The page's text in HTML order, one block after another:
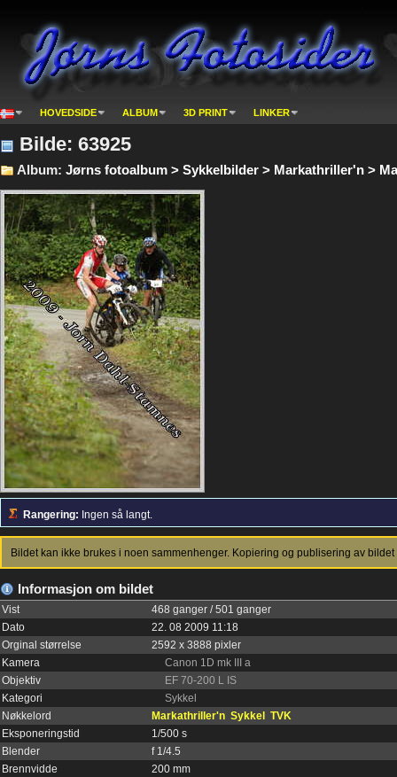
HOVEDSIDE ALBUM 3D PRINT LINKER
Bilde: 63925
Album: Jørns fotoalbum > Sykkelbilder > Markathriller'n >
Rangering: Ingen så langt.
Bildet kan ikke brukes i noen sammenhenger. Kopiering og publisering av bildet
Informasjon om bildet
Vist
468 ganger / 501 ganger
Dato
22. 08 2009 11:18
Orginal størrelse
2592 x 3888 pixler
Kamera
Canon 1D mk III a
Objektiv
EF 70-200 L IS
Kategori
Sykkel
Nøkkelord
Markathriller'n Sykkel
TVK
Eksponeringstid
1/500 s
Blender
f 1/4.5
Brennvidde
200 mm